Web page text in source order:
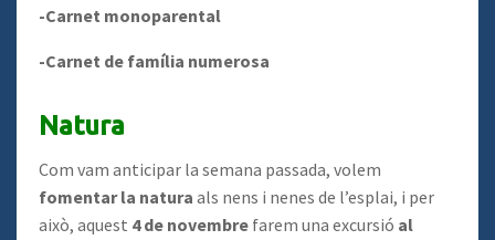
-Carnet monoparental
-Carnet de família numerosa
Natura
Com vam anticipar la semana passada, volem
fomentar la natura als nens i nenes de l’esplai, i per
això, aquest 4 de novembre farem una excursió al